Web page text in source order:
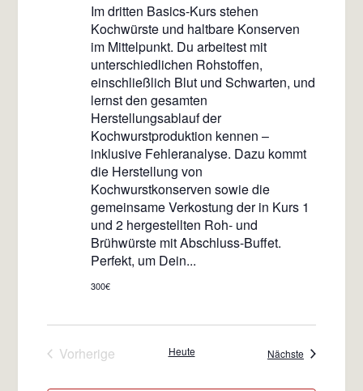
Im dritten Basics-Kurs stehen
Kochwürste und haltbare Konserven
im Mittelpunkt. Du arbeitest mit
unterschiedlichen Rohstoffen,
einschließlich Blut und Schwarten, und
lernst den gesamten
Herstellungsablauf der
Kochwurstproduktion kennen –
inklusive Fehleranalyse. Dazu kommt
die Herstellung von
Kochwurstkonserven sowie die
gemeinsame Verkostung der in Kurs 1
und 2 hergestellten Roh- und
Brühwürste mit Abschluss-Buffet.
Perfekt, um Dein...
300€
Vorherige
Heute Nächste